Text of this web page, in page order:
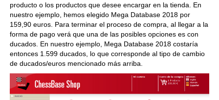
producto o los productos que desee encargar en la tienda. En
nuestro ejemplo, hemos elegido Mega Database 2018 por
159,90 euros. Para terminar el proceso de compra, al llegar a la
forma de pago verá que una de las posibles opciones es con
ducados. En nuestro ejemplo, Mega Database 2018 costaría
entonces 1.599 ducados, lo que corresponde al tipo de cambio
de ducados/euros mencionado más arriba.